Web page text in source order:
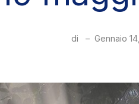
di – Gennaio